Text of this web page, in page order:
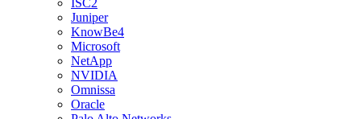
ISC2
Juniper
KnowBe4
Microsoft
NetApp
NVIDIA
Omnissa
Oracle